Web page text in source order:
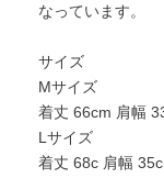
なっています。
サイズ
Mサイズ
着丈 66cm 肩幅
Lサイズ
着丈 68c 肩幅